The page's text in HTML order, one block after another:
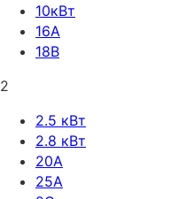
10кВт
16А
18В
2
2.5 кВт
2.8 кВт
20А
25A